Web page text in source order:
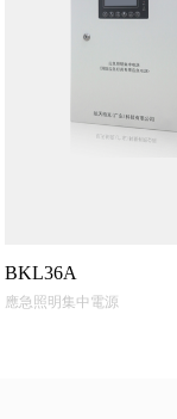
BKL36A
應急照明集中電源